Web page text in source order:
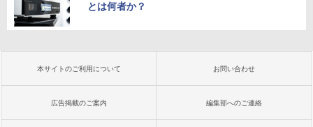
とは何者か？
本サイトのご利用について お問い合わせ
広告掲載のご案内 編集部へのご連絡